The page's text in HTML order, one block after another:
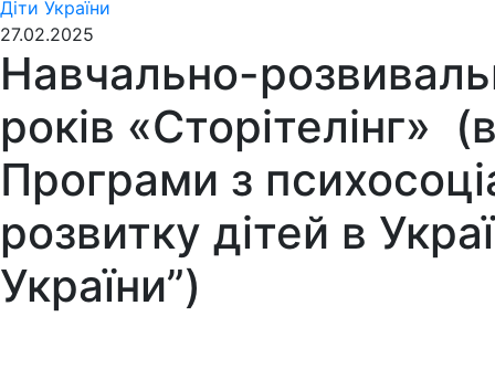
Діти України
27.02.2025
Навчально-
років «Сторітелінг»
Програми з
розвитку дітей в
України”)